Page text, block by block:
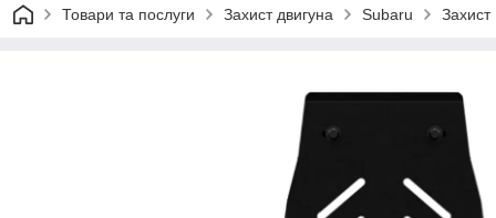
Товари та послуги Захист двигуна Subaru